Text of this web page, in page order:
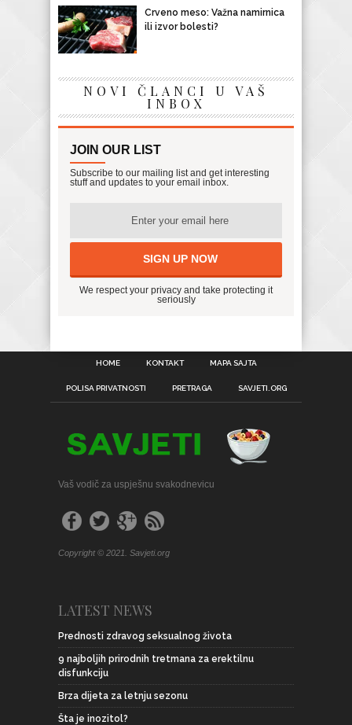
Crveno meso: Važna namirnica
ili izvor bolesti?
NOVI ČLANCI U VAŠ
INBOX
JOIN OUR LIST
Subscribe to our mailing list and get interesting
stuff and updates to your email inbox.
We respect your privacy and take protecting it
seriously
HOME KONTAKT MAPA SAJTA
POLISA PRIVATNOSTI PRETRAGA SAVJETI.ORG
Vaš vodič za uspješnu svakodnevicu
Copyright © 2021. Savjeti.org
LATEST NEWS
Prednosti zdravog seksualnog života
9 najboljih prirodnih tretmana za erektilnu
disfunkciju
Brza dijeta za letnju sezonu
Šta je inozitol?